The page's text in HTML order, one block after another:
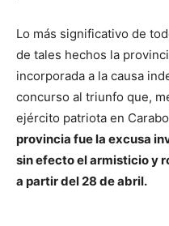
Lo más significativo de
de tales hechos la
incorporada a la causa
concurso al triunfo que,
ejército patriota en
provincia fue la excusa
sin efecto el armisticio y
a partir del 28 de abril.